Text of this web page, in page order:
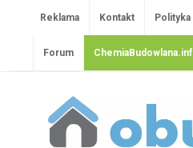
Reklama Kontakt
Forum